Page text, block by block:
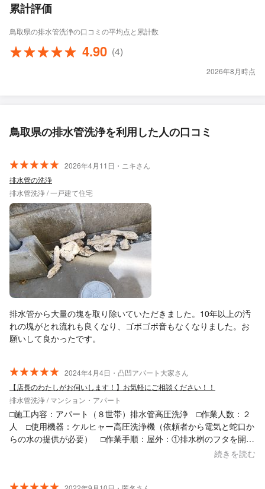
累計評価
鳥取県の排水管洗浄の口コミの平均点と累計数
4.90 (4)
2026年8月時点
鳥取県の排水管洗浄を利用した人の口コミ
2026年4月11日・ニキさん
排水管の洗浄
排水管洗浄 / 一戸建て住宅
排水管から大量の塊を取り除いていただきました。10年以上の汚
れの塊がとれ流れも良くなり、ゴボゴボ音もなくなりました。お
願いして良かったです。
2024年4月4日・凸凹アパート大家さん
【店長のわたしがお伺いします！】お気軽にご相談ください！！
排水管洗浄 / マンション・アパート
□施工内容：アパート（８世帯）排水管高圧洗浄 □作業人数：２
人 □使用機器：ケルヒャー高圧洗浄機（依頼者から電気と蛇口か
らの水の提供が必要） □作業手順：屋外：①排水桝のフタを開
け、垂直部をノズルで高圧洗浄 ②排水管用の高圧ホース（先端
続きを読む